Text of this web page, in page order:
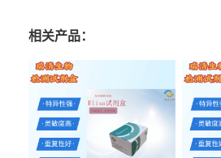
相关产品：